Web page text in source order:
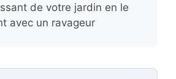
de votre jardin en le
avec un ravageur